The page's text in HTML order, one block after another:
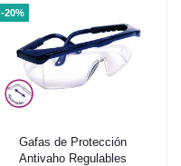
-20%
Añadir al carrito
Gafas de Protección
Antivaho Regulables